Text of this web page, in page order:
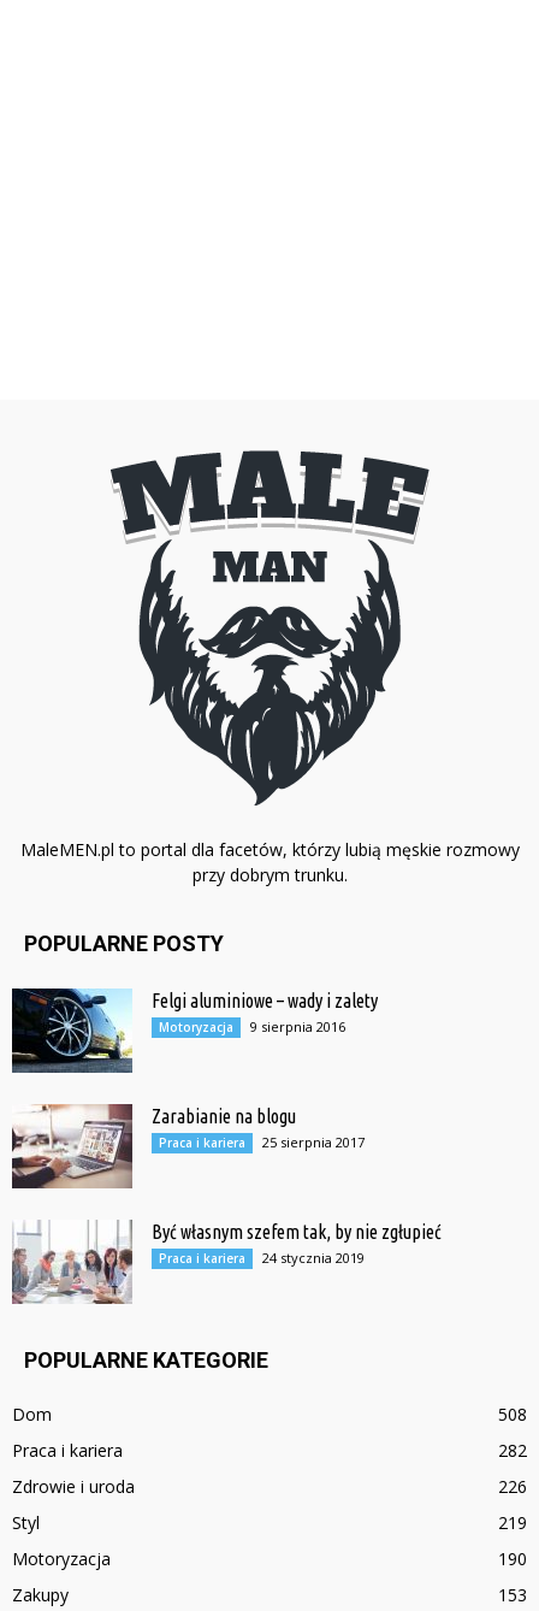
MaleMEN.pl to portal dla facetów, którzy lubią męskie rozmowy
przy dobrym trunku.
POPULARNE POSTY
Felgi aluminiowe – wady i zalety
Motoryzacja 9 sierpnia 2016
Zarabianie na blogu
Praca i kariera 25 sierpnia 2017
Być własnym szefem tak, by nie zgłupieć
Praca i kariera 24 stycznia 2019
POPULARNE KATEGORIE
Dom
508
Praca i kariera
282
Zdrowie i uroda
226
Styl
219
Motoryzacja
190
Zakupy
153